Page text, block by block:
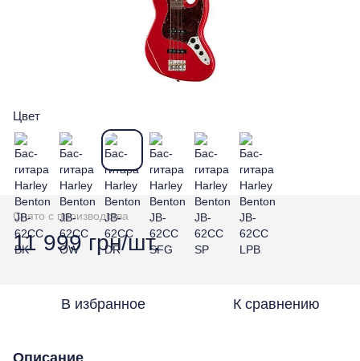
Цвет
Снято с производства
11 999 грн/шт.
В избранное К сравнению
Описание